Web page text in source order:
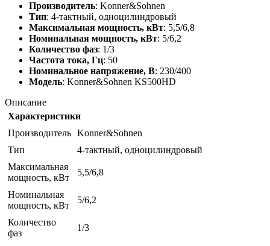
Производитель: Konner&Sohnen
Тип: 4-тактный, одноцилиндровый
Максимальная мощность, кВт: 5,5/6,8
Номинальная мощность, кВт: 5/6,2
Количество фаз: 1/3
Частота тока, Гц: 50
Номинальное напряжение, В: 230/400
Модель: Konner&Sohnen KS500HD
Описание
Характеристики
Производитель Konner&Sohnen
Тип
4-тактный, одноцилиндровый
Максимальная
мощность, кВт
5,5/6,8
Номинальная
мощность, кВт
5/6,2
Количество
фаз
1/3